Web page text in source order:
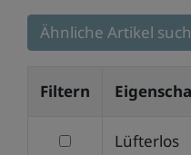
Ähnliche Artikel
Filtern
filtern
Lüfterlos